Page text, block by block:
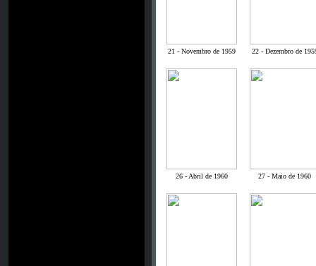
21 - Novembro de 1959 22 - Dezembro de
26 - Abril de 1960 27 - Maio de 1960